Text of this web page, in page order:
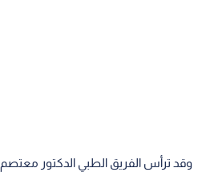
وقد ترأس الفريق الطبي الدكتور